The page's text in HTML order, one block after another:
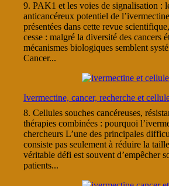
9. PAK1 et les voies de signalisation :
anticancéreux potentiel de
présentées dans cette revue
cesse : malgré la diversité des cancers
mécanismes biologiques semblent
Cancer...
Ivermectine, cancer, recherche et
8. Cellules souches cancéreuses,
thérapies combinées : pourquoi
chercheurs L’une des principales
consiste pas seulement à réduire la
véritable défi est souvent d’empêcher
patients...